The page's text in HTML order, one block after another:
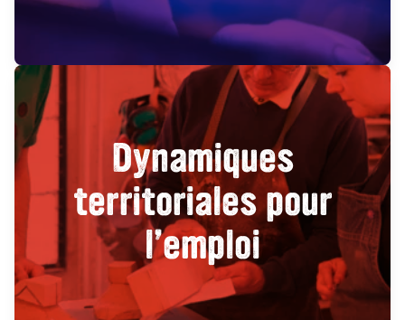
Dynamiques
territoriales pour
l’emploi